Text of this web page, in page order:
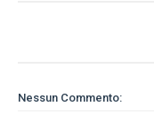
Nessun Commento: